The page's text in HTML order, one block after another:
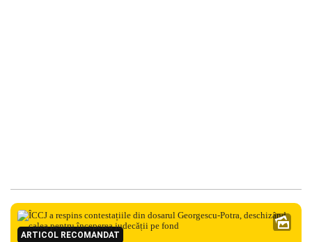
ARTICOL RECOMANDAT